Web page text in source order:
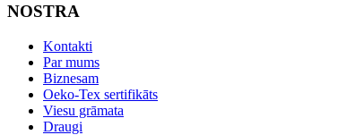
NOSTRA
Kontakti
Par mums
Biznesam
Oeko-Tex sertifikāts
Viesu grāmata
Draugi